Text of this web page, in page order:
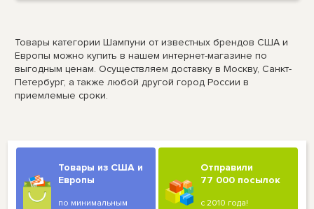
Товары категории Шампуни от известных брендов США и
Европы можно купить в нашем интернет-магазине по
выгодным ценам. Осуществляем доставку в Москву, Санкт-
Петербург, а также любой другой город России в
приемлемые сроки.
Товары из США и
Европы
по минимальным
Отправили
77 000 посылок
с 2010 года!